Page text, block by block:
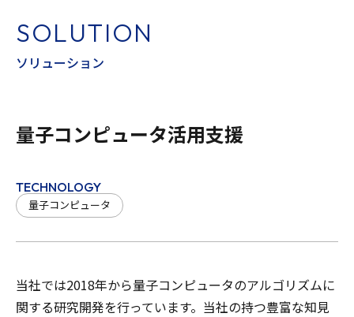
SOLUTION
ソ リ ューショ ン
量子コンピュータ活用支援
TECHNOLOGY
量子コンピュータ
当社では2018年から量子コンピュータのアルゴリズムに
関する研究開発を行っています。当社の持つ豊富な知見